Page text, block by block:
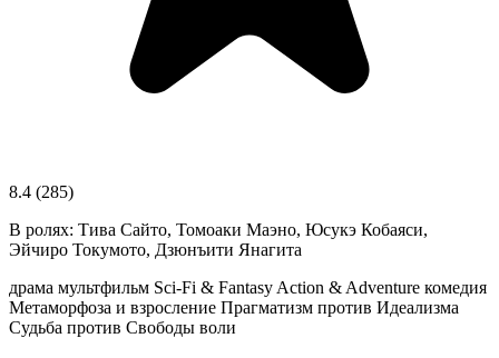
8.4 (285)
В ролях: Тива Сайто, Томоаки Маэно, Юсукэ Кобаяси,
Эйчиро Токумото, Дзюнъити Янагита
драма мультфильм Sci-Fi & Fantasy Action & Adventure комедия
Метаморфоза и взросление Прагматизм против Идеализма
Судьба против Свободы воли